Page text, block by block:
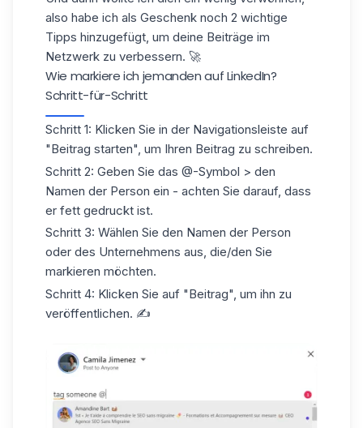
also habe ich als Geschenk noch 2 wichtige
Tipps hinzugefügt, um deine Beiträge im
Netzwerk zu verbessern. 🚀
Wie markiere ich jemanden auf LinkedIn?
Schritt-für-Schritt
Schritt 1: Klicken Sie in der Navigationsleiste auf
"Beitrag starten", um Ihren Beitrag zu schreiben.
Schritt 2: Geben Sie das @-Symbol > den
Namen der Person ein - achten Sie darauf, dass
er fett gedruckt ist.
Schritt 3: Wählen Sie den Namen der Person
oder des Unternehmens aus, die/den Sie
markieren möchten.
Schritt 4: Klicken Sie auf "Beitrag", um ihn zu
veröffentlichen. ✍️